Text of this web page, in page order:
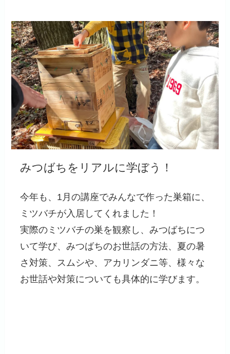
みつばちをリアルに学ぼう！
今年も、1月の講座でみんなで作った巣箱に、
ミツバチが入居してくれました！
実際のミツバチの巣を観察し、みつばちにつ
いて学び、みつばちのお世話の方法、夏の暑
さ対策、スムシや、アカリンダニ等、様々な
お世話や対策についても具体的に学びます。